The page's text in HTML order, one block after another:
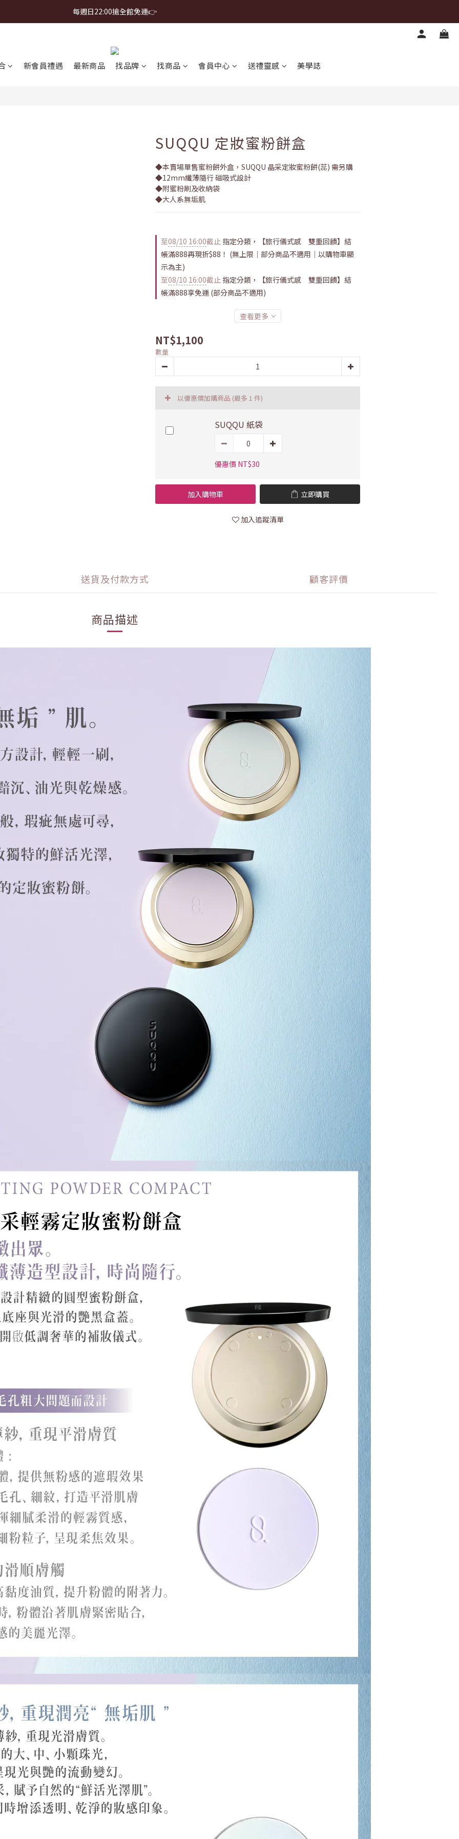
首購免運 $499 起 ＋ 加 LINE 領 $300 折價券 ➤
每週日22:00搶全館免運👉
新會員禮遇 最新商品 找品牌 找商品 會員中心 送禮靈感 美學誌
SUQQU 定妝蜜粉餅盒
◆本賣場單售蜜粉餅外盒，SUQQU 晶采定妝蜜粉餅(蕊) 需另購
◆12mm纖薄隨行 磁吸式設計
◆附蜜粉刷及收納袋
◆大人系無垢肌
至08/10 16:00截止 指定分類，【旅行儀式感 雙重回饋】結
帳滿888再現折$88！ (無上限｜部分商品不適用｜以購物車顯
示為主)
至08/10 16:00截止 指定分類，【旅行儀式感 雙重回饋】結
帳滿888享免運 (部分商品不適用)
查看更多
NT$1,100
數量
以優惠價加購商品 (最多 1 件)
SUQQU 紙袋
優惠價 NT$30
加入購物車 立即購買
加入追蹤清單
送貨及付款方式 顧客評價
商品描述